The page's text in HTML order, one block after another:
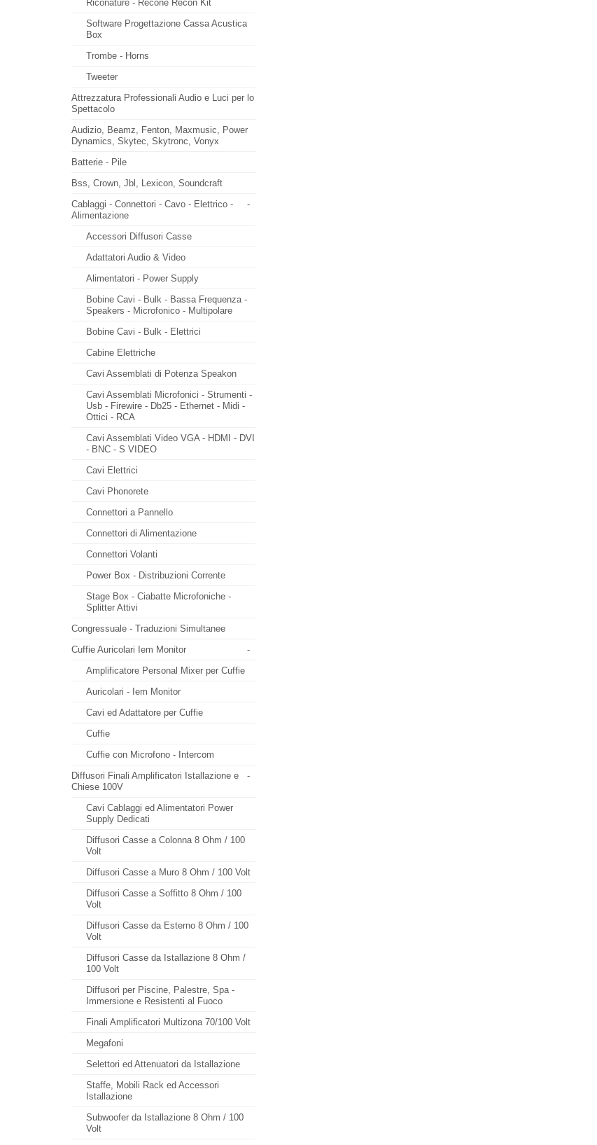
Riconature - Recone Recon Kit
Software Progettazione Cassa Acustica
Box
Trombe - Horns
Tweeter
Attrezzatura Professionali Audio e Luci per lo
Spettacolo
Audizio, Beamz, Fenton, Maxmusic, Power
Dynamics, Skytec, Skytronc, Vonyx
Batterie - Pile
Bss, Crown, Jbl, Lexicon, Soundcraft
-
Cablaggi - Connettori - Cavo - Elettrico -
Alimentazione
Accessori Diffusori Casse
Adattatori Audio & Video
Alimentatori - Power Supply
Bobine Cavi - Bulk - Bassa Frequenza -
Speakers - Microfonico - Multipolare
Bobine Cavi - Bulk - Elettrici
Cabine Elettriche
Cavi Assemblati di Potenza Speakon
Cavi Assemblati Microfonici - Strumenti -
Usb - Firewire - Db25 - Ethernet - Midi -
Ottici - RCA
Cavi Assemblati Video VGA - HDMI - DVI
- BNC - S VIDEO
Cavi Elettrici
Cavi Phonorete
Connettori a Pannello
Connettori di Alimentazione
Connettori Volanti
Power Box - Distribuzioni Corrente
Stage Box - Ciabatte Microfoniche -
Splitter Attivi
Congressuale - Traduzioni Simultanee
-
Cuffie Auricolari Iem Monitor
Amplificatore Personal Mixer per Cuffie
Auricolari - Iem Monitor
Cavi ed Adattatore per Cuffie
Cuffie
Cuffie con Microfono - Intercom
-
Diffusori Finali Amplificatori Istallazione e
Chiese 100V
Cavi Cablaggi ed Alimentatori Power
Supply Dedicati
Diffusori Casse a Colonna 8 Ohm / 100
Volt
Diffusori Casse a Muro 8 Ohm / 100 Volt
Diffusori Casse a Soffitto 8 Ohm / 100
Volt
Diffusori Casse da Esterno 8 Ohm / 100
Volt
Diffusori Casse da Istallazione 8 Ohm /
100 Volt
Diffusori per Piscine, Palestre, Spa -
Immersione e Resistenti al Fuoco
Finali Amplificatori Multizona 70/100 Volt
Megafoni
Selettori ed Attenuatori da Istallazione
Staffe, Mobili Rack ed Accessori
Istallazione
Subwoofer da Istallazione 8 Ohm / 100
Volt